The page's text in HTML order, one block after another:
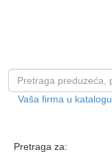
Vaša firma u katalogu
Pretraga za: